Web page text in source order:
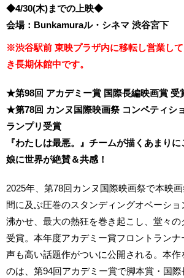
◆4/30(木)までの上映◆
会場：Bunkamuraル・シネマ 渋谷宮下
※渋谷駅前 東映プラザ内に移転し営業し
き長期休館中です。
★第98回 アカデミー賞 国際長編映画賞 受
★第78回 カンヌ国際映画祭 コンペティ
ランプリ受賞
『わたしは最悪。』チームが描くあまり
娘に世界が絶賛＆共感！
2025年、第78回カンヌ国際映画祭で本映
間に及ぶ圧巻のスタンディングオベーショ
沸かせ、最大の熱狂を巻き起こし、堂々の
受賞。本年度アカデミー賞フロントランナ
声も高い話題作がついに公開される。本作
のは、第94回アカデミー賞で脚本賞・国